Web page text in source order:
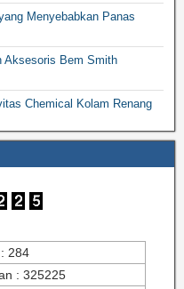
Menyebabkan Panas
Aksesoris Bem Smith
Chemical Kolam Renang
284
: 325225